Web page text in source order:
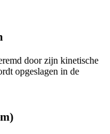
door zijn kinetische
opgeslagen in de